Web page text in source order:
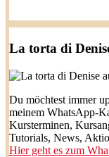
La torta di
Du möchtest immer
meinem WhatsApp-
Kursterminen,
Tutorials, News,
Hier geht es zum